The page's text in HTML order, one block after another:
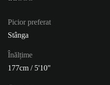
Picior preferat
Stânga
Înălțime
177cm / 5'10"